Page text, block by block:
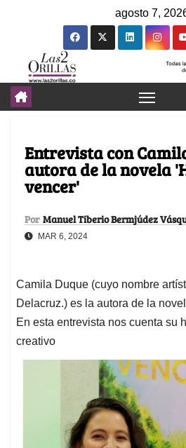
agosto 7,
Entrevista con
autora de la novela
vencer'
Por Manuel Tiberio Bermjúdez
MAR 6, 2024
Camila Duque (cuyo nombre
Delacruz.) es la autora de la
En esta entrevista nos cuenta su
creativo